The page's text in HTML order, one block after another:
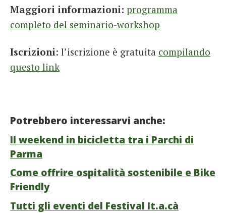
Maggiori informazioni: programma
completo del seminario-workshop
Iscrizioni: l’iscrizione è gratuita compilando
questo link
Potrebbero interessarvi anche:
Il weekend in bicicletta tra i Parchi di
Parma
Come offrire ospitalità sostenibile e Bike
Friendly
Tutti gli eventi del Festival It.a.cà